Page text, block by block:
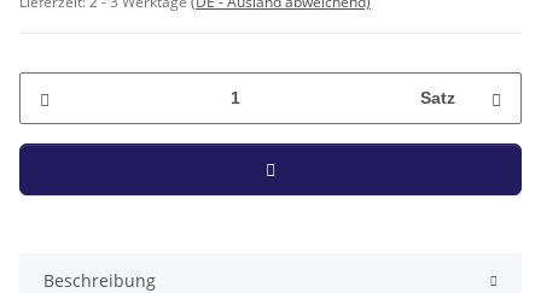
Satz
Beschreibung